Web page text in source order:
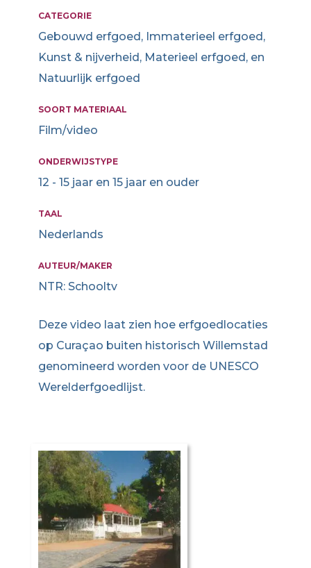
CATEGORIE
Gebouwd erfgoed, Immaterieel erfgoed,
Kunst & nijverheid, Materieel erfgoed, en
Natuurlijk erfgoed
SOORT MATERIAAL
Film/video
ONDERWIJSTYPE
12 - 15 jaar en 15 jaar en ouder
TAAL
Nederlands
AUTEUR/MAKER
NTR: Schooltv
Deze video laat zien hoe erfgoedlocaties
op Curaçao buiten historisch Willemstad
genomineerd worden voor de UNESCO
Werelderfgoedlijst.